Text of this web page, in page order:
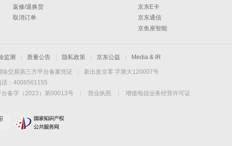
返修/退换货
取消订单
京东E卡
京东通信
京鱼座智能
监测 质量公告 隐私政策 京东公益 Media & IR
络交易第三方平台备案凭证
新出发京零 字第大120007号
话：4006561155
台备字（2023）第00013号 营业执照
增值电信业务经营许可证